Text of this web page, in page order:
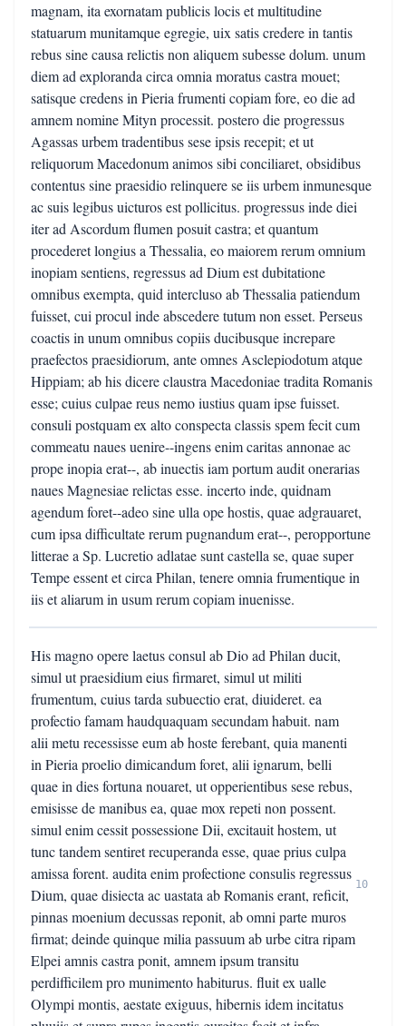
magnam, ita exornatam publicis locis et multitudine
statuarum munitamque egregie, uix satis credere in tantis
rebus sine causa relictis non aliquem subesse dolum. unum
diem ad exploranda circa omnia moratus castra mouet;
satisque credens in Pieria frumenti copiam fore, eo die ad
amnem nomine Mityn processit. postero die progressus
Agassas urbem tradentibus sese ipsis recepit; et ut
reliquorum Macedonum animos sibi conciliaret, obsidibus
contentus sine praesidio relinquere se iis urbem inmunesque
ac suis legibus uicturos est pollicitus. progressus inde diei
iter ad Ascordum flumen posuit castra; et quantum
procederet longius a Thessalia, eo maiorem rerum omnium
inopiam sentiens, regressus ad Dium est dubitatione
omnibus exempta, quid intercluso ab Thessalia patiendum
fuisset, cui procul inde abscedere tutum non esset. Perseus
coactis in unum omnibus copiis ducibusque increpare
praefectos praesidiorum, ante omnes Asclepiodotum atque
Hippiam; ab his dicere claustra Macedoniae tradita Romanis
esse; cuius culpae reus nemo iustius quam ipse fuisset.
consuli postquam ex alto conspecta classis spem fecit cum
commeatu naues uenire--ingens enim caritas annonae ac
prope inopia erat--, ab inuectis iam portum audit onerarias
naues Magnesiae relictas esse. incerto inde, quidnam
agendum foret--adeo sine ulla ope hostis, quae adgrauaret,
cum ipsa difficultate rerum pugnandum erat--, peropportune
litterae a Sp. Lucretio adlatae sunt castella se, quae super
Tempe essent et circa Philan, tenere omnia frumentique in
iis et aliarum in usum rerum copiam inuenisse.
His magno opere laetus consul ab Dio ad Philan ducit,
simul ut praesidium eius firmaret, simul ut militi
frumentum, cuius tarda subuectio erat, diuideret. ea
profectio famam haudquaquam secundam habuit. nam
alii metu recessisse eum ab hoste ferebant, quia manenti
in Pieria proelio dimicandum foret, alii ignarum, belli
quae in dies fortuna nouaret, ut opperientibus sese rebus,
emisisse de manibus ea, quae mox repeti non possent.
simul enim cessit possessione Dii, excitauit hostem, ut
tunc tandem sentiret recuperanda esse, quae prius culpa
amissa forent. audita enim profectione consulis regressus
Dium, quae disiecta ac uastata ab Romanis erant, reficit,
pinnas moenium decussas reponit, ab omni parte muros
firmat; deinde quinque milia passuum ab urbe citra ripam
Elpei amnis castra ponit, amnem ipsum transitu
perdifficilem pro munimento habiturus. fluit ex ualle
Olympi montis, aestate exiguus, hibernis idem incitatus
10